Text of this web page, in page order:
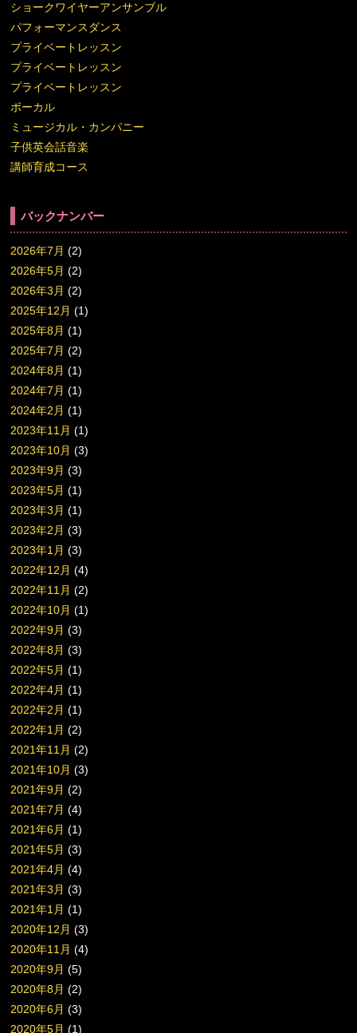
ショークワイヤーアンサンブル
パフォーマンスダンス
プライベートレッスン
プライベートレッスン
プライベートレッスン
ボーカル
ミュージカル・カンパニー
子供英会話音楽
講師育成コース
バックナンバー
2026年7月 (2)
2026年5月 (2)
2026年3月 (2)
2025年12月 (1)
2025年8月 (1)
2025年7月 (2)
2024年8月 (1)
2024年7月 (1)
2024年2月 (1)
2023年11月 (1)
2023年10月 (3)
2023年9月 (3)
2023年5月 (1)
2023年3月 (1)
2023年2月 (3)
2023年1月 (3)
2022年12月 (4)
2022年11月 (2)
2022年10月 (1)
2022年9月 (3)
2022年8月 (3)
2022年5月 (1)
2022年4月 (1)
2022年2月 (1)
2022年1月 (2)
2021年11月 (2)
2021年10月 (3)
2021年9月 (2)
2021年7月 (4)
2021年6月 (1)
2021年5月 (3)
2021年4月 (4)
2021年3月 (3)
2021年1月 (1)
2020年12月 (3)
2020年11月 (4)
2020年9月 (5)
2020年8月 (2)
2020年6月 (3)
2020年5月 (1)